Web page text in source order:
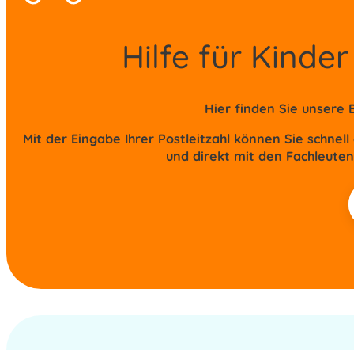
Hilfe für
Hier finden Sie unsere
Mit der Eingabe Ihrer Postleitzahl können Sie
und direkt mit den